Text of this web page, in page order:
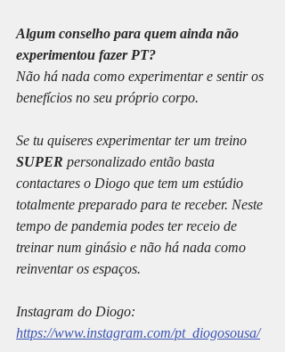
Algum conselho para quem ainda não
experimentou fazer PT?
Não há nada como experimentar e sentir os
benefícios no seu próprio corpo.
Se tu quiseres experimentar ter um treino
SUPER personalizado então basta
contactares o Diogo que tem um estúdio
totalmente preparado para te receber. Neste
tempo de pandemia podes ter receio de
treinar num ginásio e não há nada como
reinventar os espaços.
Instagram do Diogo:
https://www.instagram.com/pt_diogosousa/